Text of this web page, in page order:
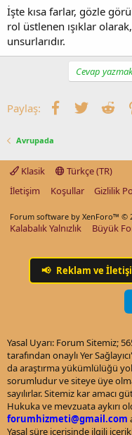
İşte kısa farlar, gözle
rol üstlenen ışıklar
unsurlarıdır.
Cevap
Paylaş: Facebook
Twitter
Avrupada
Klasik
Türkçe (TR)
İletişim
Koşullar Gizlilik
Forum software by XenForo™ ©
Kalabalık Yalnızlık Büyük
📢 Reklam ve
Yasal Uyarı: Forum Sitemiz;
tarafından onaylı Yer
da araştırma yükümlülüğü
sorumludur ve siteye üye
sayılırlar. Sitemiz kar amacı
Hukuka ve mevzuata aykırı
forumhizmeti@gmail.com
Yasal süre içerisinde ilgili